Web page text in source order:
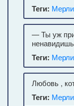
Теги:
— Ты уж
Теги:
Любовь ,
Теги: